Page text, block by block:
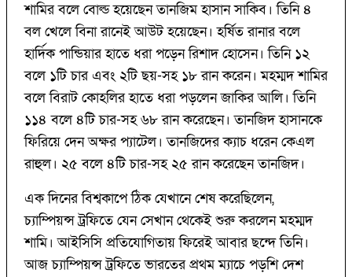
শামির বলে বোল্ড হয়েছেন তানজিম হাসান সাকিব। তিনি ৪
বল খেলে বিনা রানেই আউট হয়েছেন। হর্ষিত রানার বলে
হার্দিক পান্ডিয়ার হাতে ধরা পড়েন রিশাদ হোসেন। তিনি ১২
বলে ১টি চার এবং ২টি ছয়-সহ ১৮ রান করেন। মহম্মদ শামির
বলে বিরাট কোহলির হাতে ধরা পড়লেন জাকির আলি। তিনি
১১৪ বলে ৪টি চার-সহ ৬৮ রান করেছেন। তানজিদ হাসানকে
ফিরিয়ে দেন অক্ষর প্যাটেল। তানজিদের ক্যাচ ধরেন কেএল
রাহুল। ২৫ বলে ৪টি চার-সহ ২৫ রান করেছেন তানজিদ।
এক দিনের বিশ্বকাপে ঠিক যেখানে শেষ করেছিলেন,
চ্যাম্পিয়ন্স ট্রফিতে যেন সেখান থেকেই শুরু করলেন মহম্মদ
শামি। আইসিসি প্রতিযোগিতায় ফিরেই আবার ছন্দে তিনি।
আজ চ্যাম্পিয়ন্স ট্রফিতে ভারতের প্রথম ম্যাচে পড়শি দেশ